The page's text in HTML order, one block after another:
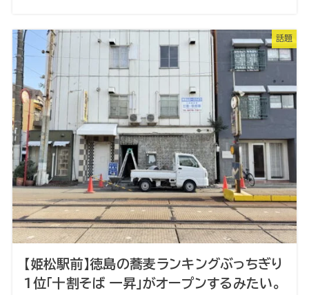
話題
【姫松駅前】徳島の蕎麦ランキングぶっちぎり
1位「十割そば 一昇」がオープンするみたい。